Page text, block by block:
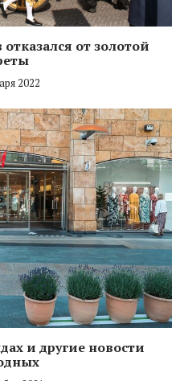
от золотой
2022
и другие новости